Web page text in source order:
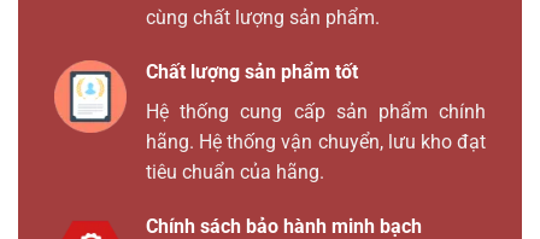
cùng chất lượng sản phẩm.
Chất lượng sản phẩm tốt
Hệ thống cung cấp sản phẩm chính
hãng. Hệ thống vận chuyển, lưu kho đạt
tiêu chuẩn của hãng.
Chính sách bảo hành minh bạch